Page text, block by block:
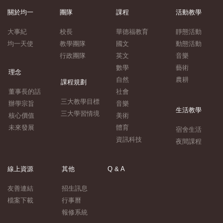
關於均一
大事紀
均一天使
理念
董事長的話
辦學宗旨
核心價值
未來發展
團隊
校長
教學團隊
行政團隊
課程規劃
三大教學目標
三大學習情境
課程
華德福教育
國文
英文
數學
自然
社會
音樂
美術
體育
資訊科技
活動教學
靜態活動
動態活動
音樂
藝術
農耕
生活教學
宿舍生活
夜間課程
線上資源
友善連結
檔案下載
其他
招生訊息
行事曆
報修系統
Q & A